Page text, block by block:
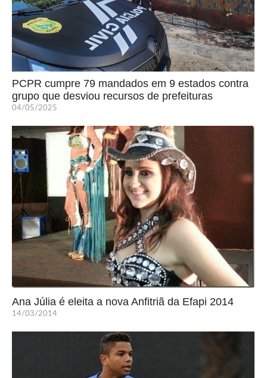
PCPR cumpre 79 mandados em 9 estados contra
grupo que desviou recursos de prefeituras
04/05/2025
Ana Júlia é eleita a nova Anfitriã da Efapi 2014
14/03/2014